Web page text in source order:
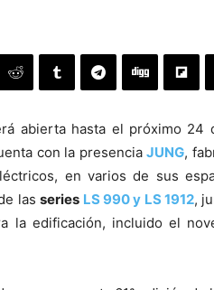
abierta hasta el próximo 24
con la presenciaJUNG,
en varios de sus
lasseries LS 990 y LS 1912,
la edificación, incluido el